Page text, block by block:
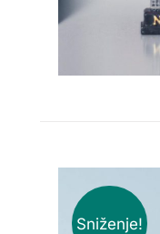
Sniženje!